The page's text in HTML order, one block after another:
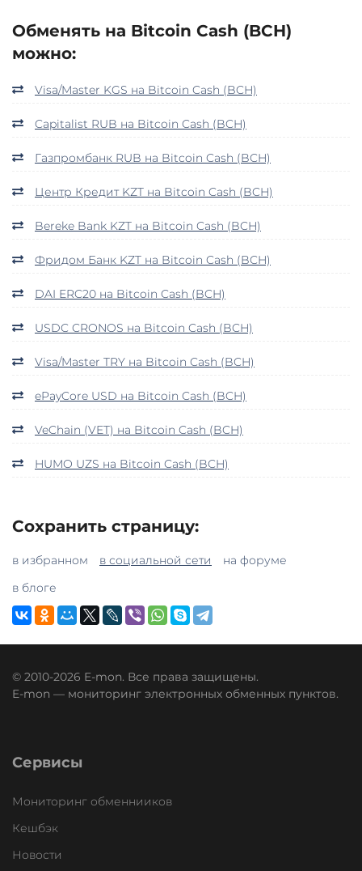
Обменять на Bitcoin Cash (BCH)
можно:
Visa/Master KGS на Bitcoin Cash (BCH)
Capitalist RUB на Bitcoin Cash (BCH)
Газпромбанк RUB на Bitcoin Cash (BCH)
Центр Кредит KZT на Bitcoin Cash (BCH)
Bereke Bank KZT на Bitcoin Cash (BCH)
Фридом Банк KZT на Bitcoin Cash (BCH)
DAI ERC20 на Bitcoin Cash (BCH)
USDC CRONOS на Bitcoin Cash (BCH)
Visa/Master TRY на Bitcoin Cash (BCH)
ePayCore USD на Bitcoin Cash (BCH)
VeChain (VET) на Bitcoin Cash (BCH)
HUMO UZS на Bitcoin Cash (BCH)
Сохранить страницу:
в избранном в социальной сети
на форуме
в блоге
© 2010-2026 E-mon. Все права защищены.
E-mon — мониторинг электронных обменных пунктов.
Сервисы
Мониторинг обменнииков
Кешбэк
Новости